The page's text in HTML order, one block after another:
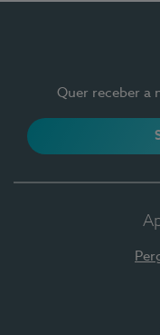
Quer receber a